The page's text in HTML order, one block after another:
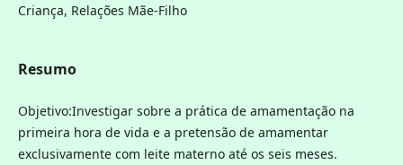
Criança, Relações Mãe-Filho
Resumo
Objetivo:Investigar sobre a prática de amamentação na
primeira hora de vida e a pretensão de amamentar
exclusivamente com leite materno até os seis meses.